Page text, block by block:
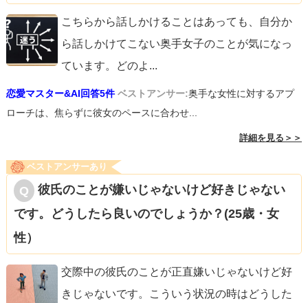
こちらから話しかけることはあっても、自分か
ら話しかけてこない奥手女子のことが気になっ
ています。どのよ ...
恋愛マスター&AI回答5件 ベストアンサー:奥手な女性に対するアプ
ローチは、焦らずに彼女のペースに合わせ...
詳細を見る＞＞
ベストアンサーあり
彼氏のことが嫌いじゃないけど好きじゃない
です。どうしたら良いのでしょうか？(25歳・女
性）
交際中の彼氏のことが正直嫌いじゃないけど好
きじゃないです。こういう状況の時はどうした